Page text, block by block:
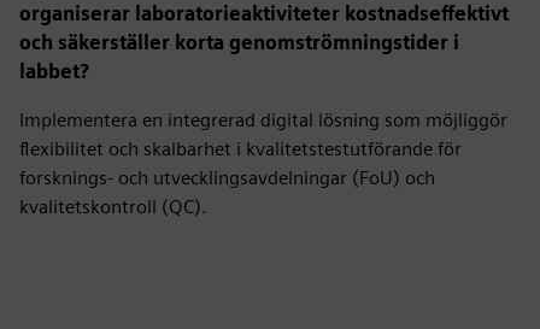
organiserar laboratorieaktiviteter kostnadseffektivt
och säkerställer korta genomströmningstider i
labbet?
Implementera en integrerad digital lösning som möjliggör
flexibilitet och skalbarhet i kvalitetstestutförande för
forsknings- och utvecklingsavdelningar (FoU) och
kvalitetskontroll (QC).